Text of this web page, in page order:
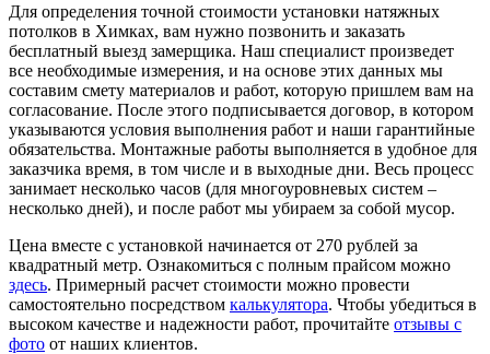
Для определения точной стоимости установки натяжных
потолков в Химках, вам нужно позвонить и заказать
бесплатный выезд замерщика. Наш специалист произведет
все необходимые измерения, и на основе этих данных мы
составим смету материалов и работ, которую пришлем вам на
согласование. После этого подписывается договор, в котором
указываются условия выполнения работ и наши гарантийные
обязательства. Монтажные работы выполняется в удобное для
заказчика время, в том числе и в выходные дни. Весь процесс
занимает несколько часов (для многоуровневых систем –
несколько дней), и после работ мы убираем за собой мусор.
Цена вместе с установкой начинается от 270 рублей за
квадратный метр. Ознакомиться с полным прайсом можно
здесь. Примерный расчет стоимости можно провести
самостоятельно посредством калькулятора. Чтобы убедиться в
высоком качестве и надежности работ, прочитайте отзывы с
фото от наших клиентов.